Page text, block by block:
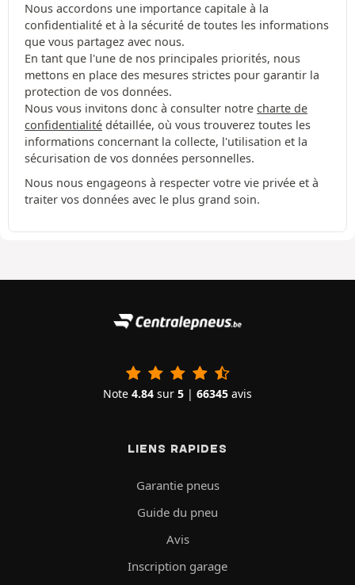
Nous accordons une importance capitale à la
confidentialité et à la sécurité de toutes les informations
que vous partagez avec nous.
En tant que l'une de nos principales priorités, nous
mettons en place des mesures strictes pour garantir la
protection de vos données.
Nous vous invitons donc à consulter notre charte de
confidentialité détaillée, où vous trouverez toutes les
informations concernant la collecte, l'utilisation et la
sécurisation de vos données personnelles.
Nous nous engageons à respecter votre vie privée et à
traiter vos données avec le plus grand soin.
Note 4.84 sur 5 | 66345 avis
LIENS RAPIDES
Garantie pneus
Guide du pneu
Avis
Inscription garage